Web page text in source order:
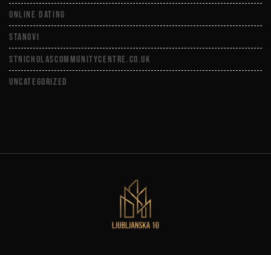
Online Dating
Stanovi
stnicholascommunitycentre.co.uk
Uncategorized